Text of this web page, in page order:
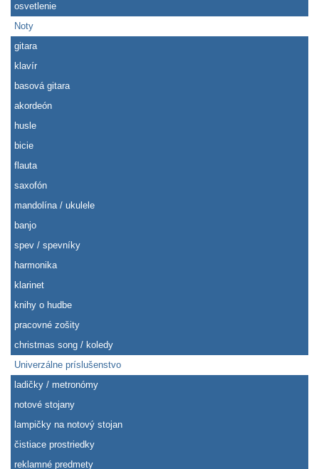
osvetlenie
Noty
gitara
klavír
basová gitara
akordeón
husle
bicie
flauta
saxofón
mandolína / ukulele
banjo
spev / spevníky
harmonika
klarinet
knihy o hudbe
pracovné zošity
christmas song / koledy
Univerzálne príslušenstvo
ladičky / metronómy
notové stojany
lampičky na notový stojan
čistiace prostriedky
reklamné predmety